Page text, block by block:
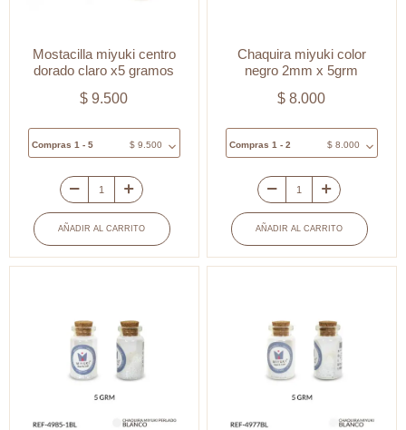
Mostacilla miyuki centro
dorado claro x5 gramos
$ 9.500
Compras 1 - 5 $9.500
Mostacilla
miyuki
centro
dorado
gramos
cantidad
AÑADIR AL CARRITO
Chaquira miyuki color
negro 2mm x 5grm
$ 8.000
Compras 1 - 2 $8.000
Chaquira
miyuki
color
negro
5grm
cantidad
AÑADIR AL CARRITO